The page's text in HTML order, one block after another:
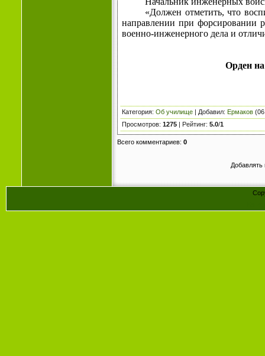
«Должен отметить, что
направлении при фор­сировании
военно-инженерного дела и
Орден
Категория: Об училище | Добавил: Ермаков
Просмотров: 1275 | Рейтинг: 5.0/1
Всего комментариев: 0
Добавлять